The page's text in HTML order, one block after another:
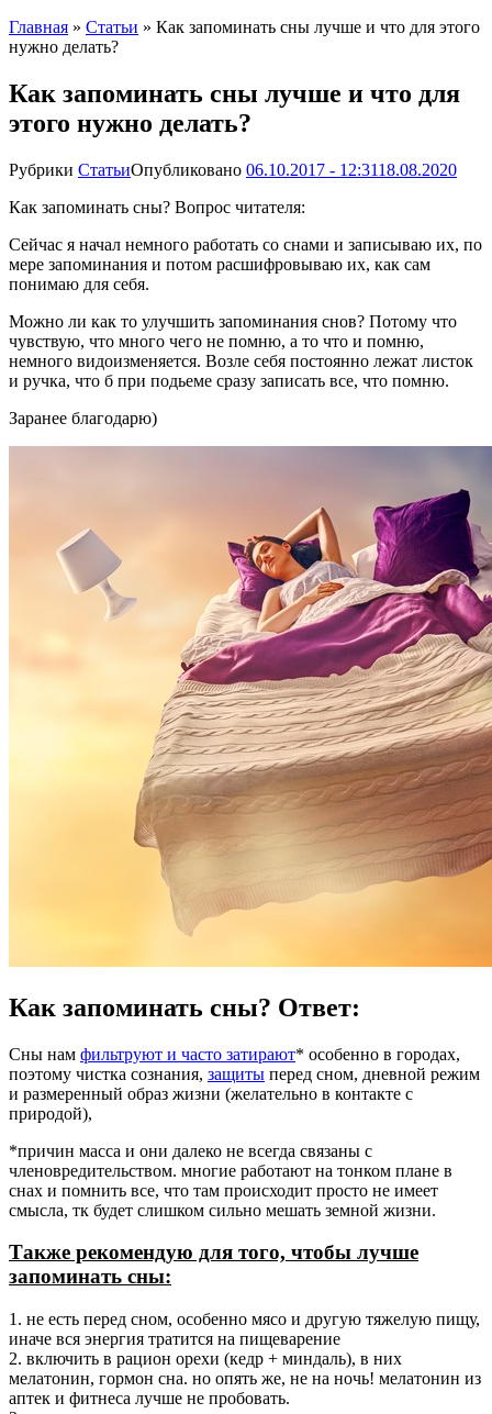
Главная » Статьи » Как запоминать сны лучше и что для этого
нужно делать?
Как запоминать сны лучше и что для
этого нужно делать?
Рубрики СтатьиОпубликовано 06.10.2017 - 12:3118.08.2020
Как запоминать сны? Вопрос читателя:
Сейчас я начал немного работать со снами и записываю их, по
мере запоминания и потом расшифровываю их, как сам
понимаю для себя.
Можно ли как то улучшить запоминания снов? Потому что
чувствую, что много чего не помню, а то что и помню,
немного видоизменяется. Возле себя постоянно лежат листок
и ручка, что б при подьеме сразу записать все, что помню.
Заранее благодарю)
Как запоминать сны? Ответ:
Сны нам фильтруют и часто затирают* особенно в городах,
поэтому чистка сознания, защиты перед сном, дневной режим
и размеренный образ жизни (желательно в контакте с
природой),
*причин масса и они далеко не всегда связаны с
членовредительством. многие работают на тонком плане в
снах и помнить все, что там происходит просто не имеет
смысла, тк будет слишком сильно мешать земной жизни.
Также рекомендую для того, чтобы лучше
запоминать сны:
1. не есть перед сном, особенно мясо и другую тяжелую пищу,
иначе вся энергия тратится на пищеварение
2. включить в рацион орехи (кедр + миндаль), в них
мелатонин, гормон сна. но опять же, не на ночь! мелатонин из
аптек и фитнеса лучше не пробовать.